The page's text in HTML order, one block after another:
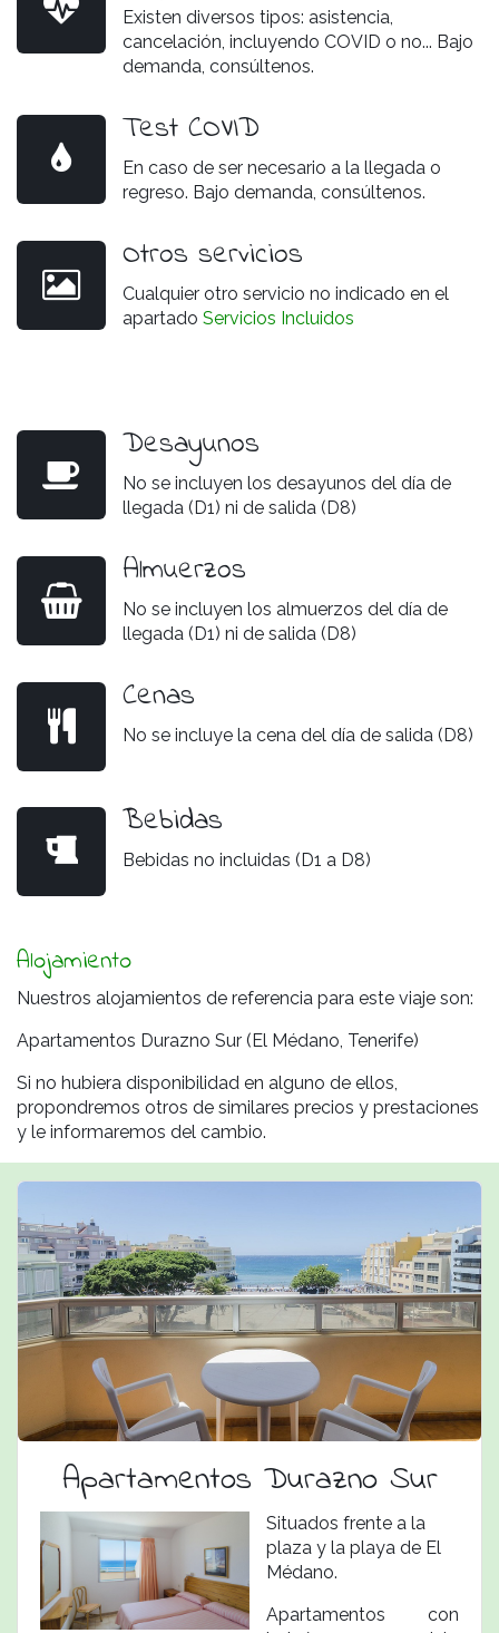
Existen diversos tipos: asistencia,
cancelación, incluyendo COVID o no... Bajo
demanda, consúltenos.
Test COVID
En caso de ser necesario a la llegada o
regreso. Bajo demanda, consúltenos.
Otros servicios
Cualquier otro servicio no indicado en el
apartado Servicios Incluidos
Desayunos
No se incluyen los desayunos del día de
llegada (D1) ni de salida (D8)
Almuerzos
No se incluyen los almuerzos del día de
llegada (D1) ni de salida (D8)
Cenas
No se incluye la cena del día de salida (D8)
Bebidas
Bebidas no incluidas (D1 a D8)
Alojamiento
Nuestros alojamientos de referencia para este viaje son:
Apartamentos Durazno Sur (El Médano, Tenerife)
Si no hubiera disponibilidad en alguno de ellos,
propondremos otros de similares precios y prestaciones
y le informaremos del cambio.
Apartamentos Durazno Sur
Situados frente a la
plaza y la playa de El
Médano.
Apartamentos con